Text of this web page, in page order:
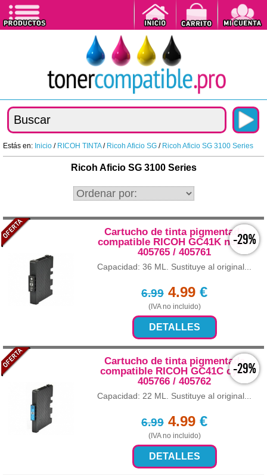
Estás en: Inicio / RICOH TINTA/ Ricoh Aficio SG / Ricoh Aficio SG 3100 Series
Ricoh Aficio SG 3100 Series
-29%
Cartucho de tinta pigmentada
compatible RICOH GC41K negro
405765 / 405761
Capacidad: 36 ML. Sustituye al original...
6.99 4.99 €
(IVA no incluido)
DETALLES
-29%
Cartucho de tinta pigmentada
compatible RICOH GC41C cyan
405766 / 405762
Capacidad: 22 ML. Sustituye al original...
6.99 4.99 €
(IVA no incluido)
DETALLES